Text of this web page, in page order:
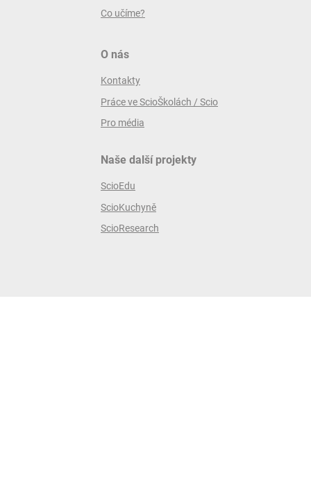
Co učíme?
O nás
Kontakty
Práce ve ScioŠkolách / Scio
Pro média
Naše další projekty
ScioEdu
ScioKuchyně
ScioResearch